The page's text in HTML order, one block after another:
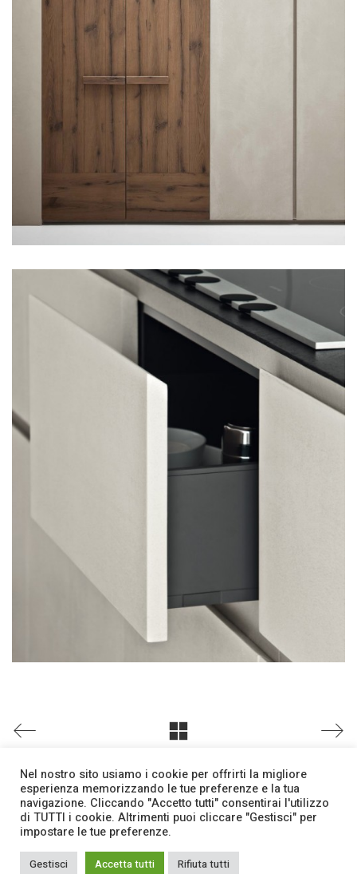
Facebook
Bon Arpi srl| PIVA 03245040278 -
Nel nostro sito usiamo i cookie per offrirti la migliore
esperienza memorizzando le tue preferenze e la tua
navigazione. Cliccando "Accetto tutti" consentirai l'utilizzo
di TUTTI i cookie. Altrimenti puoi cliccare "Gestisci" per
impostare le tue preferenze.
Gestisci Accetta tutti Rifiuta tutti